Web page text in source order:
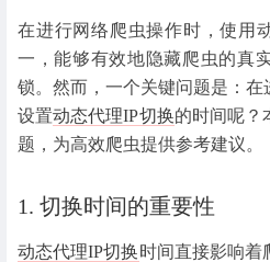
在进行网络爬虫操作时，使用
一，能够有效地隐藏爬虫的真
锁。然而，一个关键问题是：
设置动态代理IP切换的时间呢？
题，为高效爬虫提供参考建议。
1. 切换时间的重要性
动态代理IP切换时间直接影响着